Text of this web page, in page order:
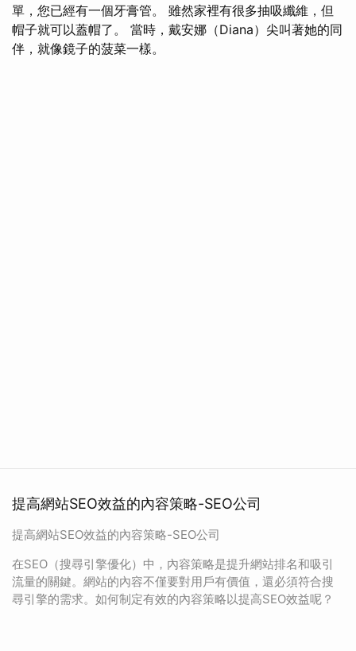
單，您已經有一個牙膏管。 雖然家裡有很多抽吸纖維，但
帽子就可以蓋帽了。 當時，戴安娜（Diana）尖叫著她的同
伴，就像鏡子的菠菜一樣。
提高網站SEO效益的內容策略-SEO公司
提高網站SEO效益的內容策略-SEO公司
在SEO（搜尋引擎優化）中，內容策略是提升網站排名和吸引
流量的關鍵。網站的內容不僅要對用戶有價值，還必須符合搜
尋引擎的需求。如何制定有效的內容策略以提高SEO效益呢？